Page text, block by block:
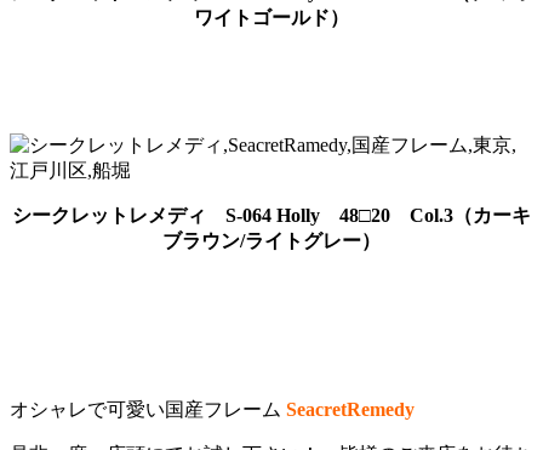
ワイトゴールド）
シークレットレメディ S-064 Holly 48□20 Col.3（カーキ
ブラウン/ライトグレー）
オシャレで可愛い国産フレーム SeacretRemedy